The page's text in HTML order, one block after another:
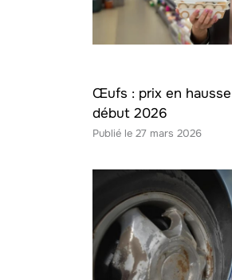
Œufs : prix en
début 2026
27 mars 2026